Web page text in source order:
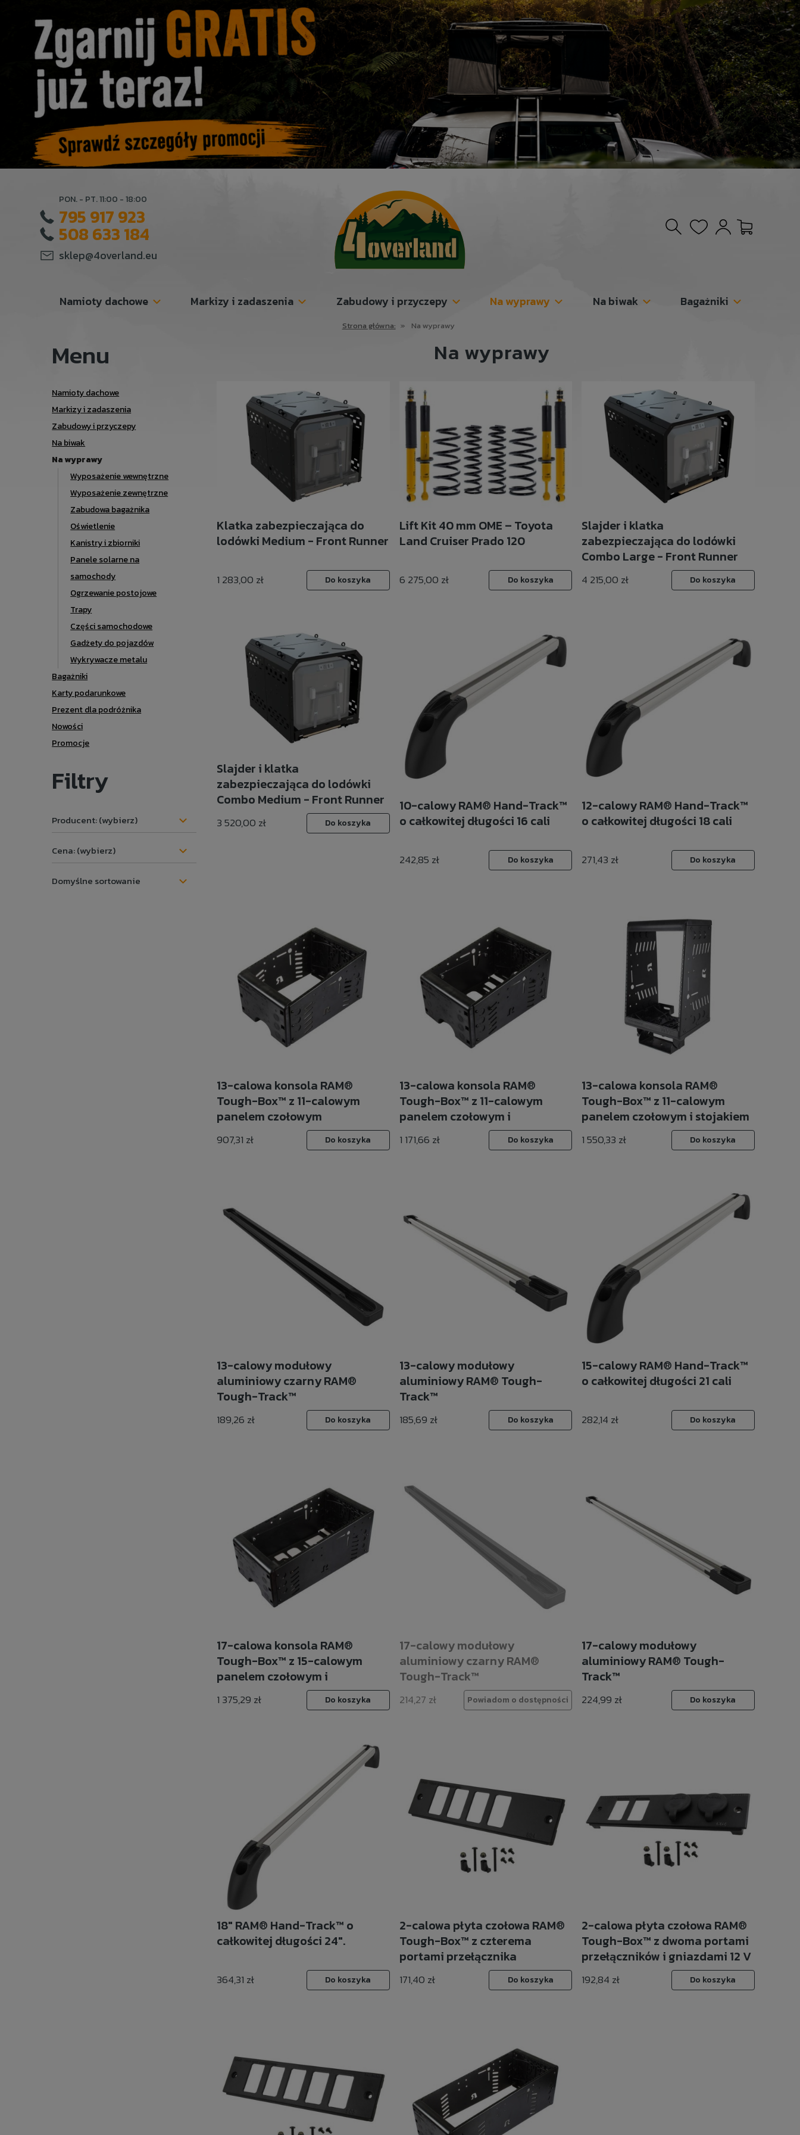
PON. - PT. 11:00 - 18:00
795 917 923
508 633 184
sklep@4overland.eu
Namioty dachowe Markizy i zadaszenia Zabudowy i przyczepy Na wyprawy Na biwak Bagażniki
Strona główna: » Na wyprawy
Menu
Namioty dachowe
Markizy i zadaszenia
Zabudowy i przyczepy
Na biwak
Na wyprawy
Wyposażenie wewnętrzne
Wyposażenie zewnętrzne
Zabudowa bagażnika
Oświetlenie
Kanistry i zbiorniki
Panele solarne na
samochody
Ogrzewanie postojowe
Trapy
Części samochodowe
Gadżety do pojazdów
Wykrywacze metalu
Bagażniki
Karty podarunkowe
Prezent dla podróżnika
Nowości
Promocje
Filtry
Producent: (wybierz)
Cena: (wybierz)
Na wyprawy
Klatka zabezpieczająca do
lodówki Medium - Front Runner
1 283,00 zł Do koszyka
Lift Kit 40 mm OME – Toyota
Land Cruiser Prado 120
6 275,00 zł Do koszyka
Slajder i klatka
zabezpieczająca do lodówki
Combo Large - Front Runner
4 215,00 zł Do koszyka
Slajder i klatka
zabezpieczająca do lodówki
Combo Medium - Front Runner
3 520,00 zł Do koszyka
10-calowy RAM® Hand-Track™
o całkowitej długości 16 cali
242,85 zł Do koszyka
12-calowy RAM® Hand-Track™
o całkowitej długości 18 cali
271,43 zł Do koszyka
13-calowa konsola RAM®
Tough-Box™ z 11-calowym
panelem czołowym
907,31 zł Do koszyka
13-calowa konsola RAM®
Tough-Box™ z 11-calowym
panelem czołowym i
regulowaną płytą
1 171,66 zł Do koszyka
13-calowa konsola RAM®
Tough-Box™ z 11-calowym
panelem czołowym i stojakiem
na radio
1 550,33 zł Do koszyka
13-calowy modułowy
aluminiowy czarny RAM®
Tough-Track™
189,26 zł Do koszyka
13-calowy modułowy
aluminiowy RAM® Tough-
Track™
185,69 zł Do koszyka
15-calowy RAM® Hand-Track™
o całkowitej długości 21 cali
282,14 zł Do koszyka
17-calowa konsola RAM®
Tough-Box™ z 15-calowym
panelem czołowym i
regulowaną płytą
1 375,29 zł Do koszyka
17-calowy modułowy
aluminiowy czarny RAM®
Tough-Track™
214,27 zł Powiadom o dostępności
17-calowy modułowy
aluminiowy RAM® Tough-
Track™
224,99 zł Do koszyka
18" RAM® Hand-Track™ o
całkowitej długości 24".
364,31 zł Do koszyka
2-calowa płyta czołowa RAM®
Tough-Box™ z czterema
portami przełącznika
171,40 zł Do koszyka
2-calowa płyta czołowa RAM®
Tough-Box™ z dwoma portami
przełączników i gniazdami 12 V
192,84 zł Do koszyka